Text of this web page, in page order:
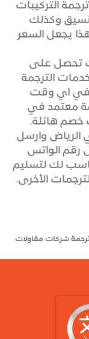
التركيبات
وكذلك
هذا يجعل السعر
تحصل على
الترجمة
في اي وقت
معتمد في
خصم هائلة.
الرياض وارسل
رقم الواتس
لك لتسليم
الأخرى.
ترجمة شركات مقاولات